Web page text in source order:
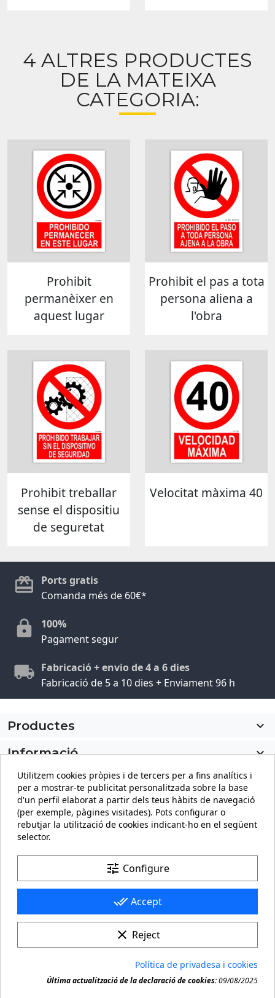
4 ALTRES PRODUCTES
DE LA MATEIXA
CATEGORIA:
Prohibit
permanèixer en
aquest lugar
Prohibit el pas a tota
persona aliena a
l'obra
Prohibit treballar
sense el dispositiu
de seguretat
Velocitat màxima 40
Ports gratis
Comanda més de 60€*
100%
Pagament segur
Fabricació + envio de 4 a 6 dies
Fabricació de 5 a 10 dies + Enviament 96 h
Productes

Informació

El meu compte
Informació sobre la botiga
keyboard_arrow_down
© 2026 - carteling.com és una marca registrada. Còpia o
reproducció prohibida de qualsevol material d'aquest
Utilitzem cookies pròpies i de tercers per a fins analítics i
per a mostrar-te publicitat personalitzada sobre la base
d'un perfil elaborat a partir dels teus hàbits de navegació
(per exemple, pàgines visitades). Pots configurar o
rebutjar la utilització de cookies indicant-ho en el següent
selector.
tune Configure
done_all Accept
clear Reject
Política de privadesa i cookies
Última actualització de la declaració de cookies:09/08/2025